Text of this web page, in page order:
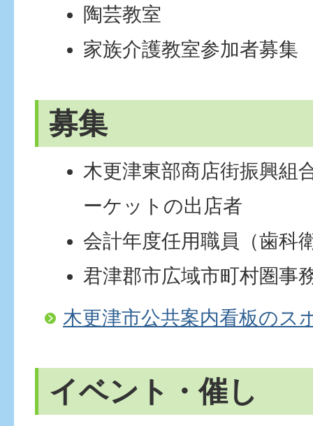
陶芸教室
家族介護教室参加者募集
募集
木更津東部商店街振興組
ーケットの出店者
会計年度任用職員（歯科
君津郡市広域市町村圏事
木更津市公共案内看板のス
イベント・催し